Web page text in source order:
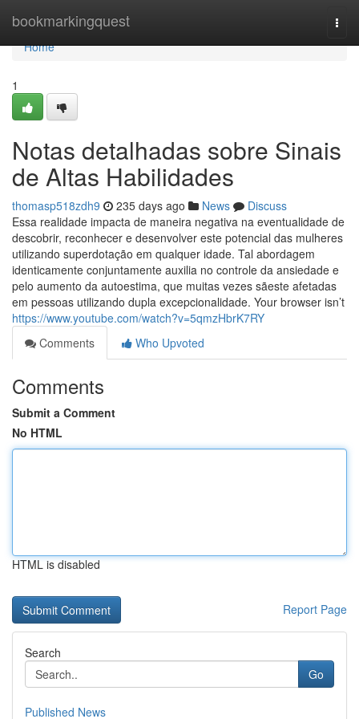
bookmarkingquest
Home
Home
1
Notas detalhadas sobre Sinais
de Altas Habilidades
thomasp518zdh9 235 days ago News
Discuss
Essa realidade impacta de maneira negativa na eventualidade de
descobrir, reconhecer e desenvolver este potencial das mulheres
utilizando superdotação em qualquer idade. Tal abordagem
identicamente conjuntamente auxilia no controle da ansiedade e
pelo aumento da autoestima, que muitas vezes sãeste afetadas
em pessoas utilizando dupla excepcionalidade. Your browser isn’t
https://www.youtube.com/watch?v=5qmzHbrK7RY
Comments
Who Upvoted
Comments
Submit a Comment
No HTML
HTML is disabled
Report Page
Search
Go
Published News